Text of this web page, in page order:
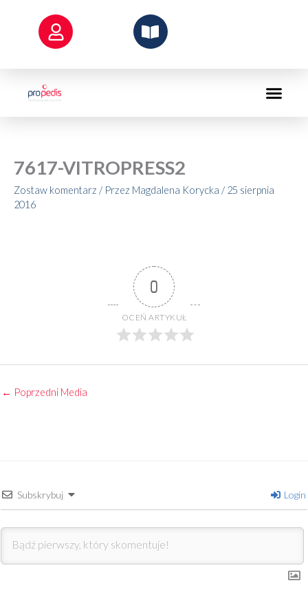
7617-VITROPRESS2
Zostaw komentarz / Przez Magdalena Korycka / 25 sierpnia
2016
0
OCEŃ ARTYKUŁ
← Poprzedni Media
Subskrybuj Login